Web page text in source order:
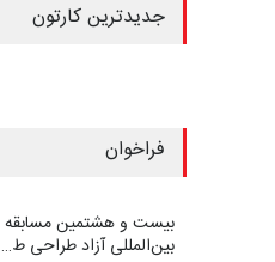
جدیدترین کارتون
فراخوان
بیست و هشتمین مسابقه
بین‌المللی آزاد طراحی ط…